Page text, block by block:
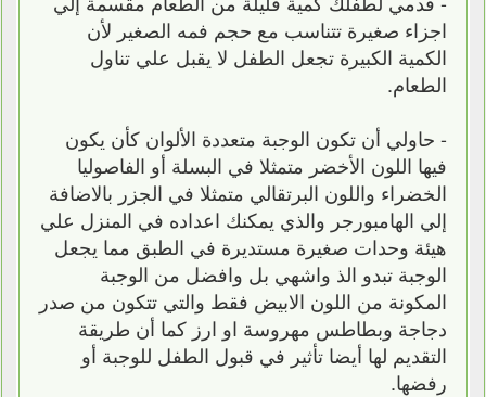
اجزاء صغيرة تتناسب مع حجم فمه الصغير لأن
الكمية الكبيرة تجعل الطفل لا يقبل علي تناول
الطعام.
- حاولي أن تكون الوجبة متعددة الألوان كأن يكون
فيها اللون الأخضر متمثلا في البسلة أو الفاصوليا
الخضراء واللون البرتقالي متمثلا في الجزر بالاضافة
إلي الهامبورجر والذي يمكنك اعداده في المنزل علي
هيئة وحدات صغيرة مستديرة في الطبق مما يجعل
الوجبة تبدو الذ واشهي بل وافضل من الوجبة
المكونة من اللون الابيض فقط والتي تتكون من صدر
دجاجة وبطاطس مهروسة او ارز كما أن طريقة
التقديم لها أيضا تأثير في قبول الطفل للوجبة أو
رفضها.